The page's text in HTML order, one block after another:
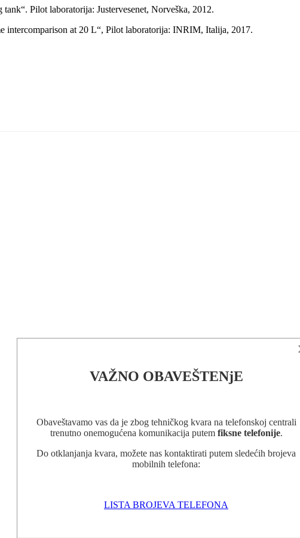
Pilot laboratorija: Justervesenet, Norveška, 2012.
at 20 L“, Pilot laboratorija: INRIM, Italija, 2017.
VAŽNO OBAVEŠTENjE
Obaveštavamo vas da je zbog tehničkog kvara na telefonskoj centrali
trenutno onemogućena komunikacija putem fiksne telefonije.
Do otklanjanja kvara, možete nas kontaktirati putem sledećih brojeva
mobilnih telefona:
LISTA BROJEVA TELEFONA